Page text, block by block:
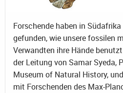
Forschende haben in
gefunden, wie unsere fossilen
Verwandten ihre Hände
der Leitung von Samar Syeda,
Museum of Natural History,
mit Forschenden des Max-